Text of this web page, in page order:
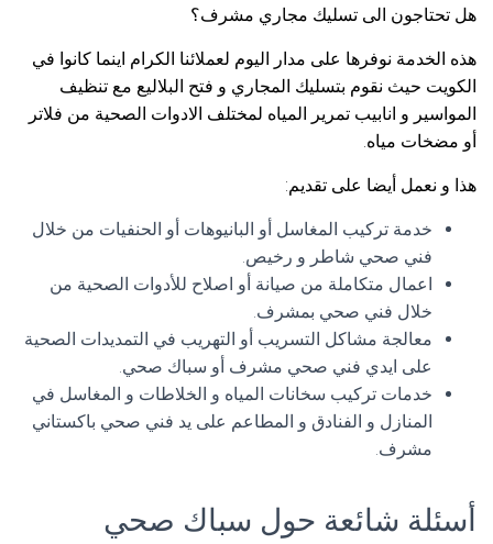
هل تحتاجون الى تسليك مجاري مشرف؟
هذه الخدمة نوفرها على مدار اليوم لعملائنا الكرام اينما كانوا في
الكويت حيث نقوم بتسليك المجاري و فتح البلاليع مع تنظيف
المواسير و انابيب تمرير المياه لمختلف الادوات الصحية من فلاتر
أو مضخات مياه.
هذا و نعمل أيضا على تقديم:
خدمة تركيب المغاسل أو البانيوهات أو الحنفيات من خلال
فني صحي شاطر و رخيص.
اعمال متكاملة من صيانة أو اصلاح للأدوات الصحية من
خلال فني صحي بمشرف.
معالجة مشاكل التسريب أو التهريب في التمديدات الصحية
على ايدي فني صحي مشرف أو سباك صحي.
خدمات تركيب سخانات المياه و الخلاطات و المغاسل في
المنازل و الفنادق و المطاعم على يد فني صحي باكستاني
مشرف.
أسئلة شائعة حول سباك صحي